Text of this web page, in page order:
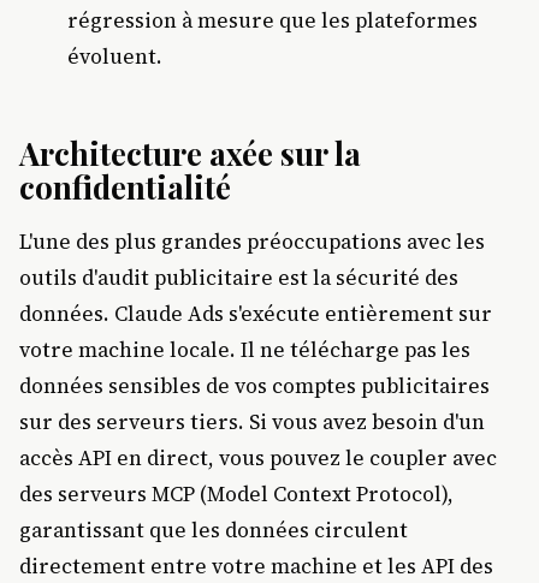
régression à mesure que les plateformes
évoluent.
Architecture axée sur la
confidentialité
L'une des plus grandes préoccupations avec les
outils d'audit publicitaire est la sécurité des
données. Claude Ads s'exécute entièrement sur
votre machine locale. Il ne télécharge pas les
données sensibles de vos comptes publicitaires
sur des serveurs tiers. Si vous avez besoin d'un
accès API en direct, vous pouvez le coupler avec
des serveurs MCP (Model Context Protocol),
garantissant que les données circulent
directement entre votre machine et les API des